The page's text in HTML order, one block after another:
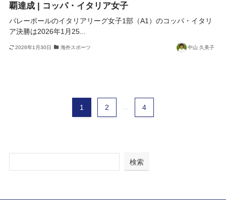
覇達成 | コッパ・イタリア女子
バレーボールのイタリアリーグ女子1部（A1）のコッパ・イタリ
ア決勝は2026年1月25...
2026年1月30日 海外スポーツ 中山 久美子
1 2 ... 4
検索